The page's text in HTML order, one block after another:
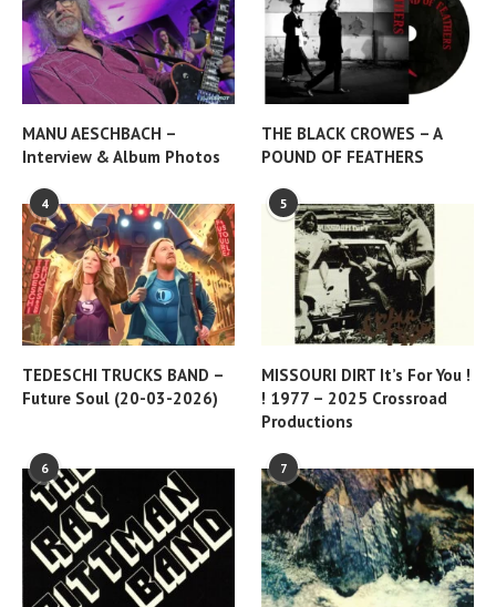
MANU AESCHBACH –
Interview & Album Photos
THE BLACK CROWES – A
POUND OF FEATHERS
4
TEDESCHI TRUCKS BAND –
Future Soul (20-03-2026)
5
MISSOURI DIRT It’s For You !
! 1977 – 2025 Crossroad
Productions
6 7